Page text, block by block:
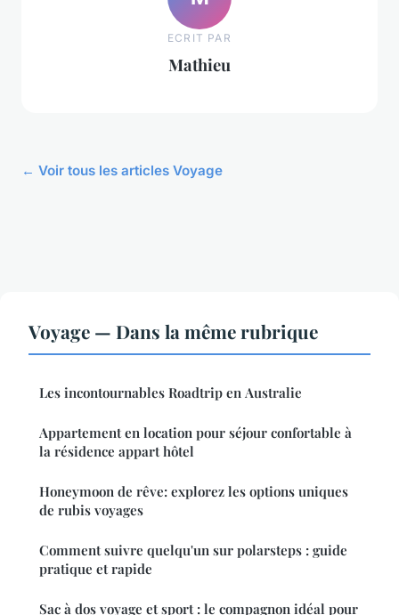
ECRIT PAR
Mathieu
← Voir tous les articles Voyage
Voyage — Dans la même rubrique
Les incontournables Roadtrip en Australie
Appartement en location pour séjour confortable à
la résidence appart hôtel
Honeymoon de rêve: explorez les options uniques
de rubis voyages
Comment suivre quelqu'un sur polarsteps : guide
pratique et rapide
Sac à dos voyage et sport : le compagnon idéal pour